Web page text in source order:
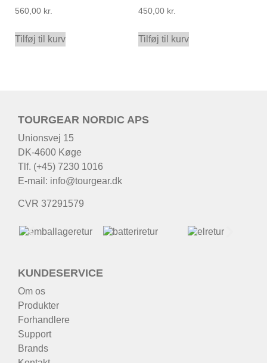
560,00 kr.
Tilføj til kurv
450,00 kr.
Tilføj til kurv
TOURGEAR NORDIC APS
Unionsvej 15
DK-4600 Køge
Tlf. (+45) 7230 1016
E-mail: info@tourgear.dk
CVR 37291579
KUNDESERVICE
Om os
Produkter
Forhandlere
Support
Brands